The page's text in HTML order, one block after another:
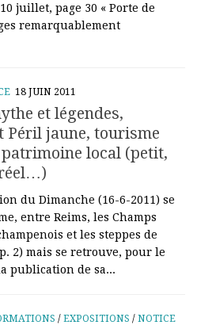
juillet, page 30 « Porte de
remarquablement
18 JUIN 2011
et légendes,
Péril jaune, tourisme
patrimoine local (petit,
du Dimanche (16-6-2011) se
entre Reims, les Champs
et les steppes de
2) mais se retrouve, pour le
publication de sa...
/EXPOSITIONS /NOTICE